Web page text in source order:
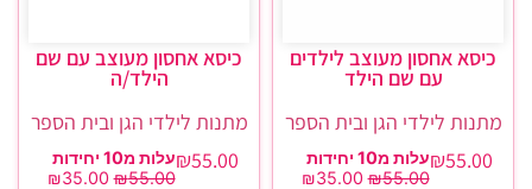
כיסא אחסון מעוצב לילדים
עם שם הילד
מתנות לילדי הגן ובית הספר
₪55.00
עלות מ10 יחידות
₪55.00
₪35.00
כיסא אחסון מעוצב עם שם
הילד/ה
מתנות לילדי הגן ובית הספר
₪55.00
עלות מ10 יחידות
₪55.00
₪35.00